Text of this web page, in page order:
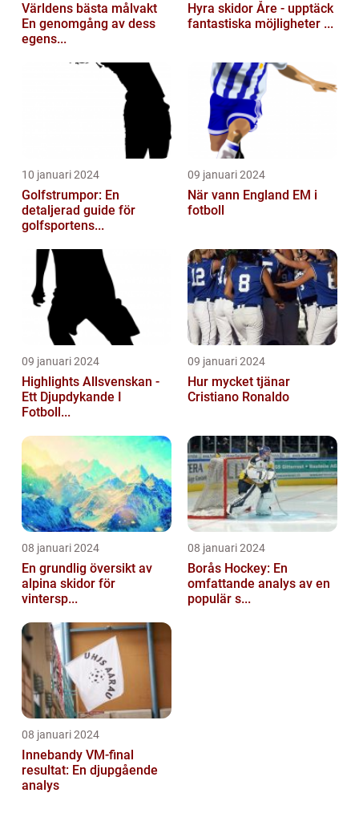
Världens bästa målvakt
En genomgång av dess
egens...
Hyra skidor Åre - upptäck
fantastiska möjligheter ...
10 januari 2024
Golfstrumpor: En
detaljerad guide för
golfsportens...
09 januari 2024
När vann England EM i
fotboll
09 januari 2024
Highlights Allsvenskan -
Ett Djupdykande I
Fotboll...
09 januari 2024
Hur mycket tjänar
Cristiano Ronaldo
08 januari 2024
En grundlig översikt av
alpina skidor för
vintersp...
08 januari 2024
Borås Hockey: En
omfattande analys av en
populär s...
08 januari 2024
Innebandy VM-final
resultat: En djupgående
analys